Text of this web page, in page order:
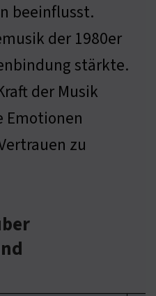
beeinflusst.
der 1980er
stärkte.
der Musik
Emotionen
zu